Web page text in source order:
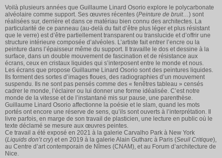
Voilà plusieurs années que Guillaume Linard Osorio explore le polycarbonate
alvéolaire comme support. Ses œuvres récentes (Peinture de bruit…) sont
réalisées sur, derrière et dans ce matériau bien connu des architectes. La
particularité de ce panneau (au-delà du fait d’être plus léger et plus résistant
que le verre) est d’être partiellement transparent ou translucide et d’offrir une
structure intérieure composée d’alvéoles. L’artiste fait entrer l’encre ou la
peinture dans l’épaisseur même du support. Il travaille le dos et dessine à la
surface, dans un double mouvement de fascination et de résistance aux
écrans, ceux en cristaux liquides qui s’interposent entre le monde et nous.
Les écrans que propose Guillaume Linard Osorio sont des peintures liquides.
Ils forment des sortes d’images floues, des radiographies d’un mouvement
suspendu. Ils ne sont pas pensés comme des « fenêtres tableau » censés
cadrer le monde, l’éclairer ou lui donner une forme idéalisée. C’est notre
monde de la vitesse et de l’instantané mis sur pause, une parenthèse.
Guillaume Linard Osorio affectionne la poésie et le slam, quand les mots
portés ont encore une réserve de sens, qu’ils sont ouverts à l’interprétation. Il
livre parfois, en marge de son travail de plasticien, une lecture en public où le
texte déclamé se mesure aux œuvres peintes.
Ce travail a été exposé en 2021 à la galerie Carvalho Park à New York
(Liquids don’t cry) et en 2019 à la galerie Alain Gutharc à Paris (Seuil Critique),
au Centre d’art contemporain de Nîmes (CNAM), et au Forum d’architecture de
Nice.